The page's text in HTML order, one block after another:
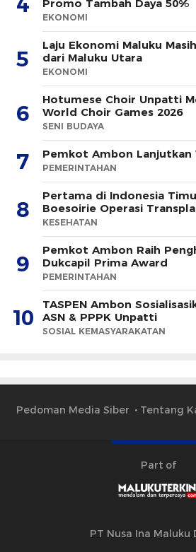
Promo Tambah Daya 50%
EKONOMI
5
Laju Ekonomi Maluku
dari Maluku Utara
EKONOMI
6
Hotumese Choir Unpatti
World Choir Games 2026
SENI BUDAYA
7 Pemkot Ambon Lanjutkan
PEMERINTAHAN
8
Pertama di Indonesia
Boesoirie Operasi
KESEHATAN
9
Pemkot Ambon Raih
Dukcapil Prima Award
PEMERINTAHAN
10
TASPEN Ambon
ASN & PPPK Unpatti
SOSIAL KEMASYARAKATAN
Pedoman Media Siber Tentang
Part of
PT Nusa Ina Maluku